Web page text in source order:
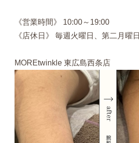
《営業時間》 10:00～19:00
《店休日》 毎週火曜日、第二月曜日
MOREtwinkle 東広島西条店